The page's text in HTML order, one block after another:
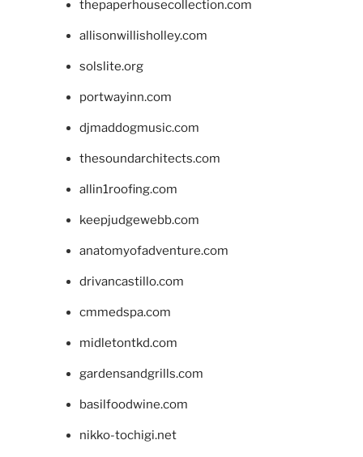
thepaperhousecollection.com
allisonwillisholley.com
solslite.org
portwayinn.com
djmaddogmusic.com
thesoundarchitects.com
allin1roofing.com
keepjudgewebb.com
anatomyofadventure.com
drivancastillo.com
cmmedspa.com
midletontkd.com
gardensandgrills.com
basilfoodwine.com
nikko-tochigi.net